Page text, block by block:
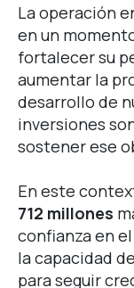
La operación
en un
fortalecer su
aumentar la
desarrollo de
inversiones
sostener ese
En este
712 millones
confianza en
la capacidad
para seguir